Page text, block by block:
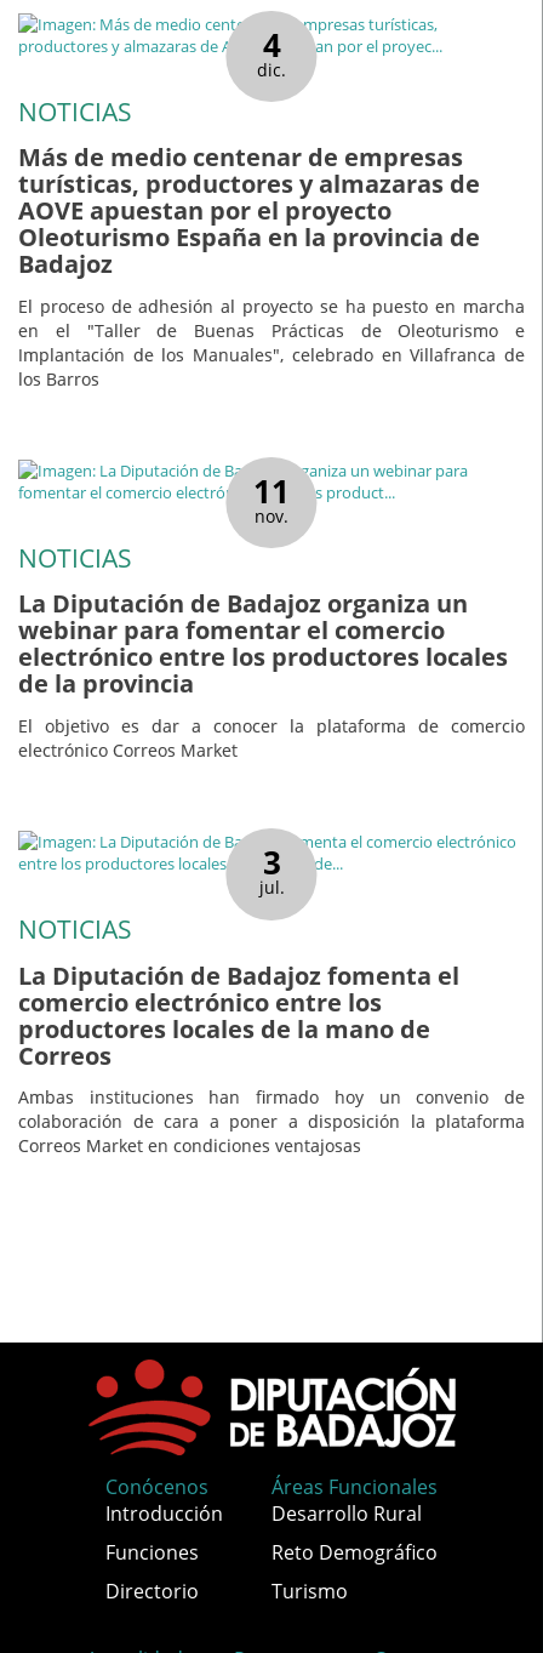
4
dic.
NOTICIAS
Más de medio centenar de empresas
turísticas, productores y almazaras de
AOVE apuestan por el proyecto
Oleoturismo España en la provincia de
Badajoz
El proceso de adhesión al proyecto se ha puesto en marcha
en el "Taller de Buenas Prácticas de Oleoturismo e
Implantación de los Manuales", celebrado en Villafranca de
los Barros
11
nov.
NOTICIAS
La Diputación de Badajoz organiza un
webinar para fomentar el comercio
electrónico entre los productores locales
de la provincia
El objetivo es dar a conocer la plataforma de comercio
electrónico Correos Market
3
jul.
NOTICIAS
La Diputación de Badajoz fomenta el
comercio electrónico entre los
productores locales de la mano de
Correos
Ambas instituciones han firmado hoy un convenio de
colaboración de cara a poner a disposición la plataforma
Correos Market en condiciones ventajosas
Conócenos
Introducción
Funciones
Directorio
Áreas Funcionales
Desarrollo Rural
Reto Demográfico
Turismo